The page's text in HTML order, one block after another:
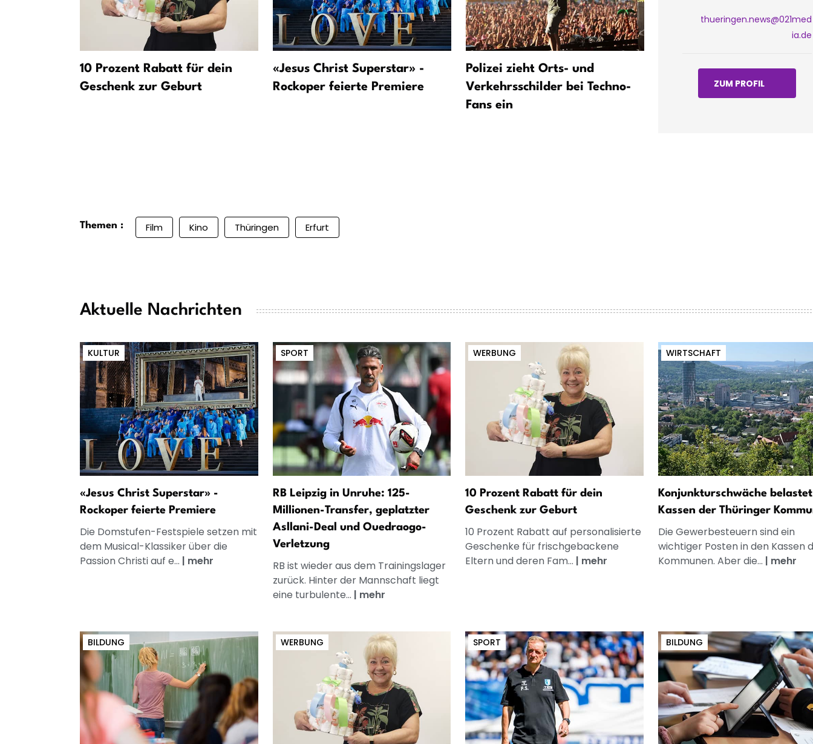
10 Prozent Rabatt für dein
Geschenk zur Geburt
«Jesus Christ Superstar» -
Rockoper feierte Premiere
Polizei zieht Orts- und
Verkehrsschilder bei Techno-
Fans ein
Bestseller auf den
Rockoper feierte Premiere
thueringen.news@021med
ia.de
ZUM PROFIL
Themen : Film Kino Thüringen Erfurt
Aktuelle Nachrichten
KULTUR
«Jesus Christ Superstar» -
Rockoper feierte Premiere
Die Domstufen-Festspiele setzen mit
dem Musical-Klassiker über die
Passion Christi auf e... | mehr
SPORT
RB Leipzig in Unruhe: 125-
Millionen-Transfer, geplatzter
Asllani-Deal und Ouedraogo-
Verletzung
RB ist wieder aus dem Trainingslager
zurück. Hinter der Mannschaft liegt
eine turbulente... | mehr
WERBUNG
10 Prozent Rabatt für dein
Geschenk zur Geburt
10 Prozent Rabatt auf personalisierte
Geschenke für frischgebackene
Eltern und deren Fam... | mehr
WIRTSCHAFT
Konjunkturschwäche belastet
Kassen der Thüringer
Die Gewerbesteuern sind ein
wichtiger Posten in den Kassen
Kommunen. Aber die... | mehr
BILDUNG WERBUNG SPORT BILDUNG